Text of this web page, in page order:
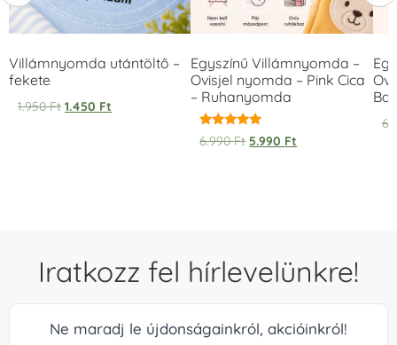
Villámnyomda utántöltő –
fekete
1.950Ft 1.450 Ft
Egyszínű Villámnyomda –
Ovisjel nyomda – Pink Cica
– Ruhanyomda
Értékelés:
5.00
6.990Ft 5.990 Ft
Iratkozz fel hírlevelünkre!
Ne maradj le újdonságainkról, akcióinkról!